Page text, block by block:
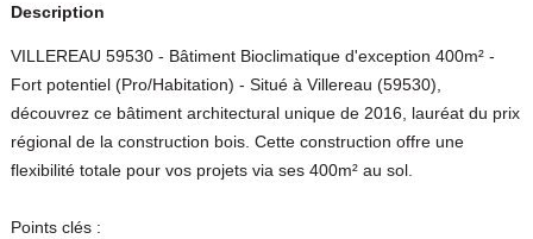
Description
VILLEREAU 59530 - Bâtiment Bioclimatique d'exception 400m² -
Fort potentiel (Pro/Habitation) - Situé à Villereau (59530),
découvrez ce bâtiment architectural unique de 2016, lauréat du prix
régional de la construction bois. Cette construction offre une
flexibilité totale pour vos projets via ses 400m² au sol.
Points clés :